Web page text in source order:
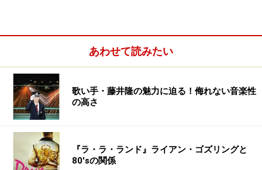
りましたが、ワンワードにすれば英語の意味も薄れると
いうことで、こうなりました。
――続くフルアルバムとして、現在のaten recordings内
のneonから『Mariner's Valley』（2001年）がリリース
されますが、どちらかと言えばポップは抑え目で、テク
ノが前に出ていますね。やはり、テクノポップ以降のテ
クノが音楽の入り口だったのでしょうか？（メンバーに
あわせて読みたい
歌い手・藤井隆の魅力に迫る！侮れない音楽性
の高さ
『ラ・ラ・ランド』ライアン・ゴズリングと
80'sの関係